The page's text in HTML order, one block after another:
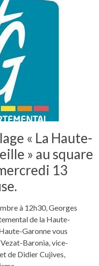
« La Haute-
» au square
13
à 12h30, Georges
de la Haute-
Garonne vous
Baronia, vice-
de Didier Cujives,